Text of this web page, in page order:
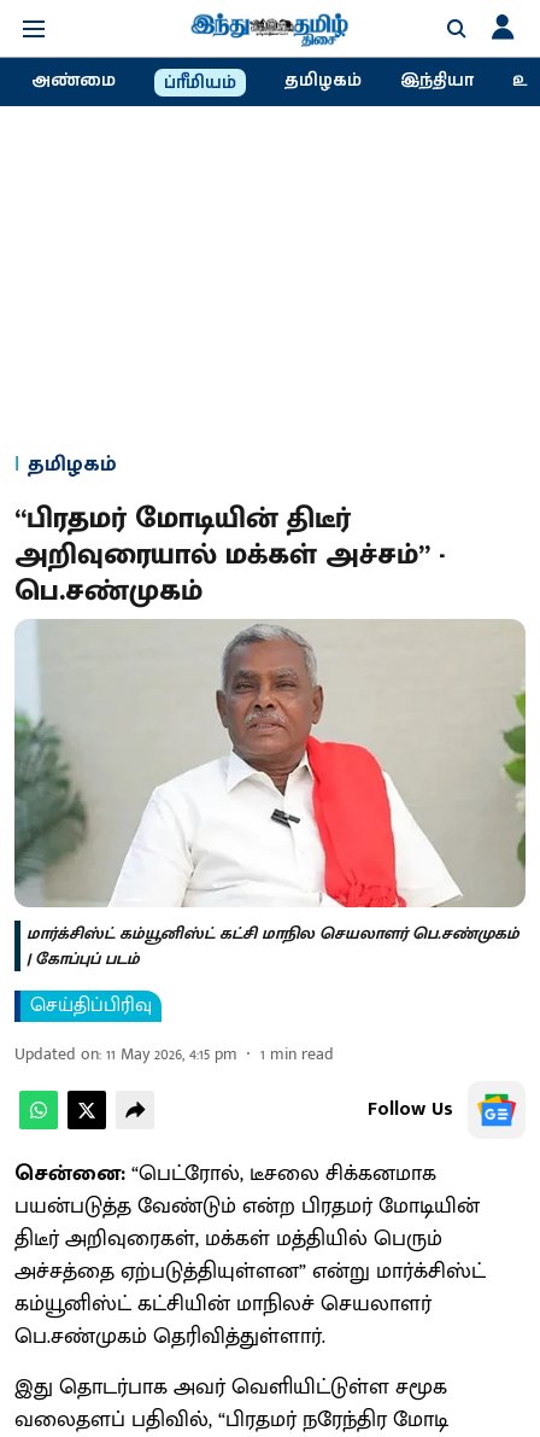
அண்மை ப்ரீமியம் தமிழகம் இந்தியா
தமிழகம்
“பிரதமர் மோடியின் திடீர்
அறிவுரையால் மக்கள் அச்சம்” -
பெ.சண்முகம்
மார்க்சிஸ்ட் கம்யூனிஸ்ட் கட்சி மாநில செயலாளர் பெ.சண்முகம்
| கோப்புப் படம்
செய்திப்பிரிவு
Updated on:11 May 2026, 4:15 pm 1 min read
Follow Us
சென்னை:“பெட்ரோல், டீசலை சிக்கனமாக
பயன்படுத்த வேண்டும் என்ற பிரதமர் மோடியின்
திடீர் அறிவுரைகள், மக்கள் மத்தியில் பெரும்
அச்சத்தை ஏற்படுத்தியுள்ளன” என்று மார்க்சிஸ்ட்
கம்யூனிஸ்ட் கட்சியின் மாநிலச் செயலாளர்
பெ.சண்முகம் தெரிவித்துள்ளார்.
இது தொடர்பாக அவர் வெளியிட்டுள்ள சமூக
வலைதளப் பதிவில், “பிரதமர் நரேந்திர மோடி